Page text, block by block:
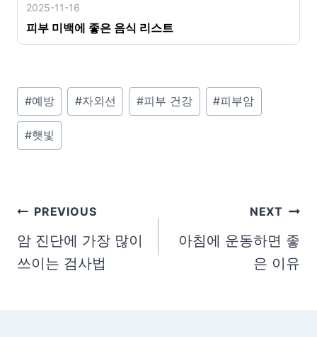
2025-11-16
피부 미백에 좋은 음식 리스트
P
o
a
s
:
#예방 #자외선 #피부 건강 #피부암
#햇빛
글
탐
색
PREVIOUS
암 진단에 가장 많이
쓰이는 검사법
NEXT
아침에 운동하면 좋
은 이유